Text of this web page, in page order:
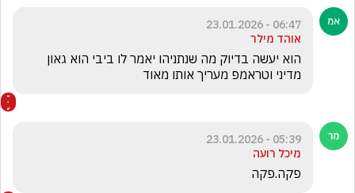
06:47 - 23.01.2026
אוהד מילר
מדיני וטראמפ מעריך אותו מאוד
05:39 - 23.01.2026
מיכל רועה
פקה.פקה